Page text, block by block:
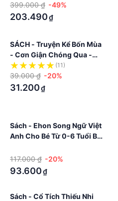
399.000 ₫ -49%
203.490₫
SÁCH - Truyện Kể Bốn Mùa
- Cơn Giận Chóng Qua -
Giúp Con Kiểm Soát Cảm
Xúc
(11)
39.000 ₫ -20%
31.200₫
Sách - Ehon Song Ngữ Việt
Anh Cho Bé Từ 0-6 Tuổi Bộ
Ehon Lẻ
117.000 ₫ -20%
93.600₫
Sách - Cổ Tích Thiếu Nhi